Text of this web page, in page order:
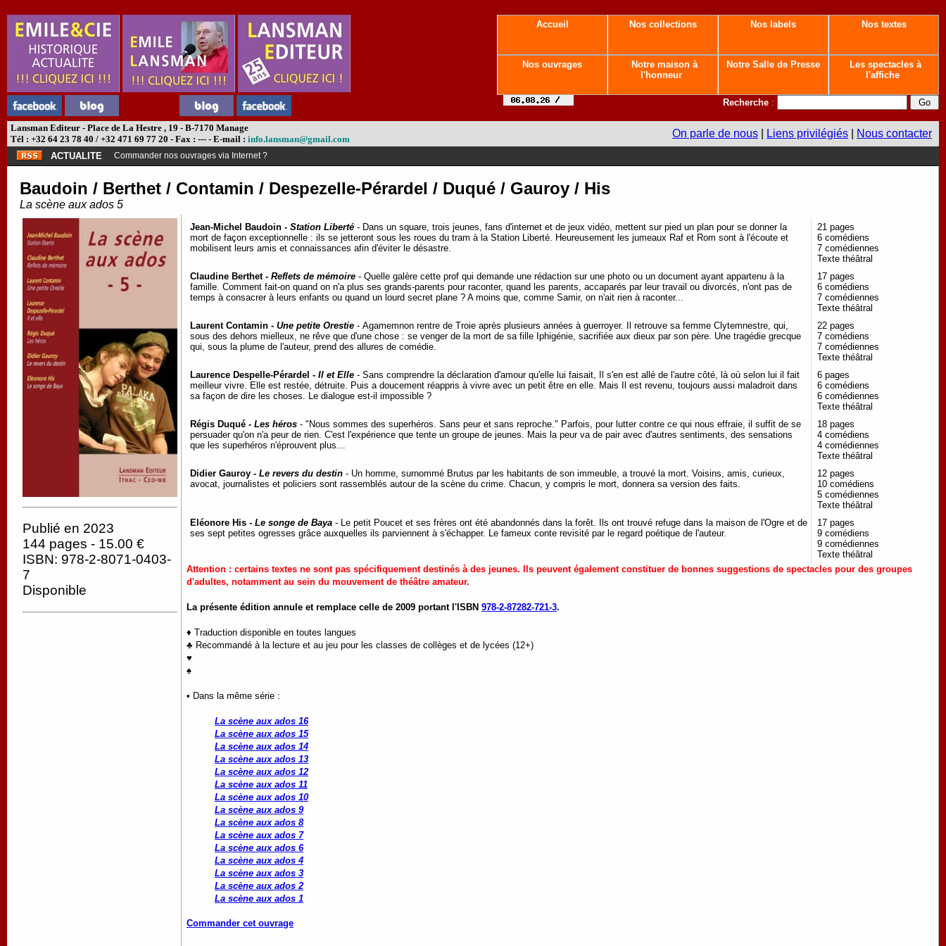
Accueil Nos collections Nos labels Nos textes
Nos ouvrages
Notre maison à
l'honneur
Notre Salle de Presse
Les spectacles à
l'affiche
Recherche :
Lansman Editeur - Place de La Hestre , 19 - B-7170 Manage
Tél : +32 64 23 78 40 / +32 471 69 77 20 - Fax : --- - E-mail : info.lansman@gmail.com On parle de nous Liens privilégiés Nous contacter
ACTUALITE Commander nos ouvrages via Internet ?
Baudoin / Berthet / Contamin / Despezelle-Pérardel / Duqué / Gauroy / His
La scène aux ados 5
Publié en 2023
144 pages - 15.00 €
ISBN: 978-2-8071-0403-
7
Disponible
Jean-Michel Baudoin - Station Liberté - Dans un square, trois jeunes, fans d'internet et de jeux vidéo, mettent sur pied un plan pour se donner la
mort de façon exceptionnelle : ils se jetteront sous les roues du tram à la Station Liberté. Heureusement les jumeaux Raf et Rom sont à l'écoute et
mobilisent leurs amis et connaissances afin d'éviter le désastre.
21 pages
6 comédiens
7 comédiennes
Texte théâtral
Claudine Berthet - Reflets de mémoire - Quelle galère cette prof qui demande une rédaction sur une photo ou un document ayant appartenu à la
famille. Comment fait-on quand on n'a plus ses grands-parents pour raconter, quand les parents, accaparés par leur travail ou divorcés, n'ont pas de
temps à consacrer à leurs enfants ou quand un lourd secret plane ? A moins que, comme Samir, on n'ait rien à raconter...
17 pages
6 comédiens
7 comédiennes
Texte théâtral
Laurent Contamin - Une petite Orestie - Agamemnon rentre de Troie après plusieurs années à guerroyer. Il retrouve sa femme Clytemnestre, qui,
sous des dehors mielleux, ne rêve que d'une chose : se venger de la mort de sa fille Iphigénie, sacrifiée aux dieux par son père. Une tragédie grecque
qui, sous la plume de l'auteur, prend des allures de comédie.
22 pages
7 comédiens
7 comédiennes
Texte théâtral
Laurence Despelle-Pérardel - Il et Elle - Sans comprendre la déclaration d'amour qu'elle lui faisait, Il s'en est allé de l'autre côté, là où selon lui il fait
meilleur vivre. Elle est restée, détruite. Puis a doucement réappris à vivre avec un petit être en elle. Mais Il est revenu, toujours aussi maladroit dans
sa façon de dire les choses. Le dialogue est-il impossible ?
6 pages
6 comédiens
6 comédiennes
Texte théâtral
Régis Duqué - Les héros - "Nous sommes des superhéros. Sans peur et sans reproche." Parfois, pour lutter contre ce qui nous effraie, il suffit de se
persuader qu'on n'a peur de rien. C'est l'expérience que tente un groupe de jeunes. Mais la peur va de pair avec d'autres sentiments, des sensations
que les superhéros n'éprouvent plus…
18 pages
4 comédiens
4 comédiennes
Texte théâtral
Didier Gauroy - Le revers du destin - Un homme, surnommé Brutus par les habitants de son immeuble, a trouvé la mort. Voisins, amis, curieux,
avocat, journalistes et policiers sont rassemblés autour de la scène du crime. Chacun, y compris le mort, donnera sa version des faits.
12 pages
10 comédiens
5 comédiennes
Texte théâtral
Eléonore His - Le songe de Baya - Le petit Poucet et ses frères ont été abandonnés dans la forêt. Ils ont trouvé refuge dans la maison de l'Ogre et de
ses sept petites ogresses grâce auxquelles ils parviennent à s'échapper. Le fameux conte revisité par le regard poétique de l'auteur.
17 pages
9 comédiens
9 comédiennes
Texte théâtral
Attention : certains textes ne sont pas spécifiquement destinés à des jeunes. Ils peuvent également constituer de bonnes suggestions de spectacles pour des groupes
d'adultes, notamment au sein du mouvement de théâtre amateur.
La présente édition annule et remplace celle de 2009 portant l'ISBN 978-2-87282-721-3.
♦ Traduction disponible en toutes langues
♣ Recommandé à la lecture et au jeu pour les classes de collèges et de lycées (12+)
♥
♠
• Dans la même série :
La scène aux ados 16
La scène aux ados 15
La scène aux ados 14
La scène aux ados 13
La scène aux ados 12
La scène aux ados 11
La scène aux ados 10
La scène aux ados 9
La scène aux ados 8
La scène aux ados 7
La scène aux ados 6
La scène aux ados 4
La scène aux ados 3
La scène aux ados 2
La scène aux ados 1
Commander cet ouvrage